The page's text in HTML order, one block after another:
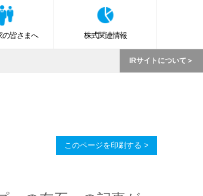
の皆さまへ 株式関連情報
IRサイトについて
このページを印刷する >